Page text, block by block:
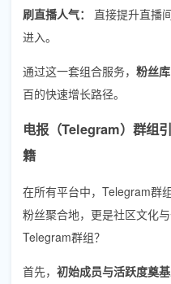
刷直播人气：
直接提升直播
进入。
通过这一套组合服务， 粉丝库
百的快速增长路径。
电报（Telegram）群组
籍
在所有平台中，Telegram群
粉丝聚合地，更是社区文化
Telegram群组？
首先， 初始成员与活跃度奠